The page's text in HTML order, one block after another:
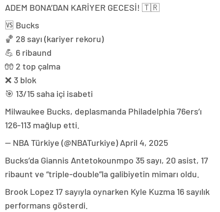
ADEM BONA’DAN KARİYER GECESİ! 🇹🇷
🆚 Bucks
🏀 28 sayı (kariyer rekoru)
💪 6 ribaund
🧤 2 top çalma
❌ 3 blok
🎯 13/15 saha içi isabeti
Milwaukee Bucks, deplasmanda Philadelphia 76ers’ı
126-113 mağlup etti.
— NBA Türkiye (@NBATurkiye) April 4, 2025
Bucks’da Giannis Antetokounmpo 35 sayı, 20 asist, 17
ribaunt ve “triple-double”la galibiyetin mimarı oldu.
Brook Lopez 17 sayıyla oynarken Kyle Kuzma 16 sayılık
performans gösterdi.